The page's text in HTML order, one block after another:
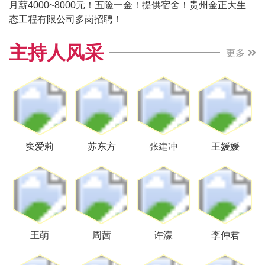
月薪4000~8000元！五险一金！提供宿舍！贵州金正大生
态工程有限公司多岗招聘！
主持人风采 更多
窦爱莉 苏东方 张建冲 王媛媛
王萌 周茜 许濛 李仲君